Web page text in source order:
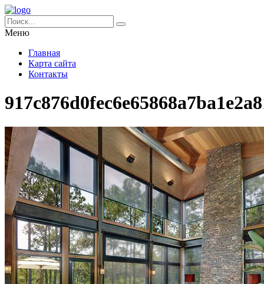
Меню
Главная
Карта сайта
Контакты